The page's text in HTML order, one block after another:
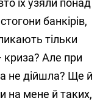
їх узяли понад
банкірів,
тільки
криза? Але при
не дійшла? Ще й
на мене й таких,